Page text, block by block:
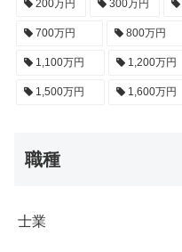
200万円 300万円
700万円 800万円
1,100万円 1,200万円
1,500万円 1,600万円
職種
士業